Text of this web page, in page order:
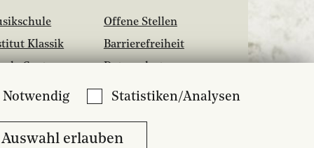
Klassik
Cantorum
Offene Stellen
Barrierefreiheit
Datenschutz
Medien
Notwendig Statistiken/Analysen
Auswahl erlauben